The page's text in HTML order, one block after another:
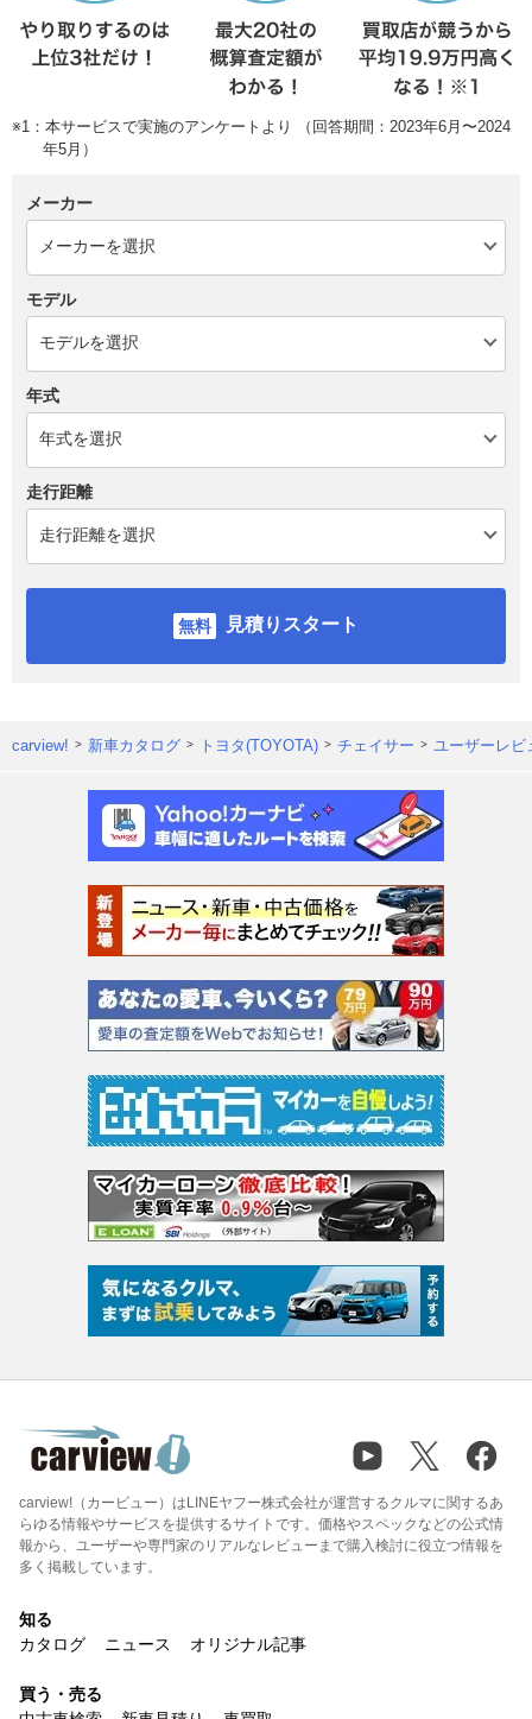
※1：本サービスで実施のアンケートより （回答期間：2023年6月〜2024
年5月）
メーカー
モデル
年式
走行距離
見積りスタート
carview! 新車カタログ トヨタ(TOYOTA) チェイサー ユーザーレビ
carview!（カービュー）はLINEヤフー株式会社が運営するクルマに関するあ
らゆる情報やサービスを提供するサイトです。価格やスペックなどの公式情
報から、ユーザーや専門家のリアルなレビューまで購入検討に役立つ情報を
多く掲載しています。
知る
カタログ
ニュース オリジナル記事
買う・売る